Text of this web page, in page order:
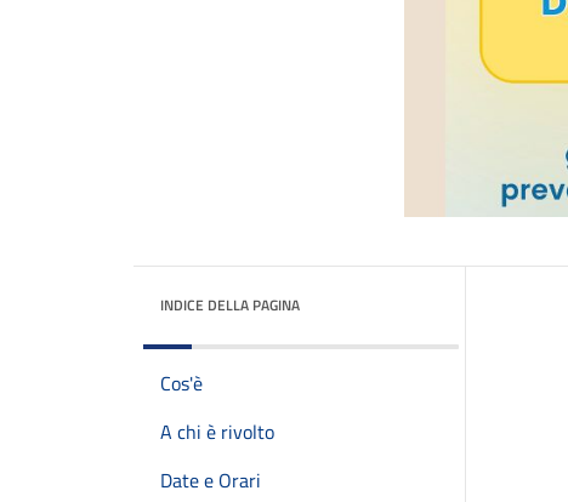
INDICE DELLA PAGINA
Cos'è
A chi è rivolto
Date e Orari